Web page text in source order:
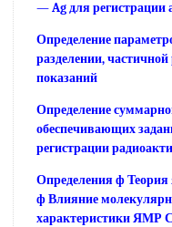
— Ag для регистрации
Определение
разделении,
показаний
Определение
обеспечивающих
регистрации
Определения ф Теория
ф Влияние
характеристики ЯМР